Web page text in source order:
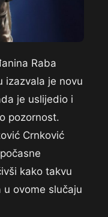
Raba
izazvala je novu
je uslijedio i
pozornost.
Crnković
kako takvu
ovome slučaju